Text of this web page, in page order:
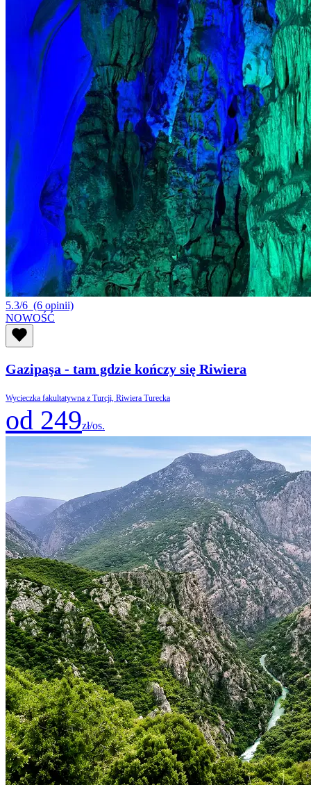
5.3/6 (6 opinii)
NOWOŚĆ
Gazipaşa - tam gdzie kończy się Riwiera
Wycieczka fakultatywna z Turcji, Riwiera Turecka
od 249zł/os.